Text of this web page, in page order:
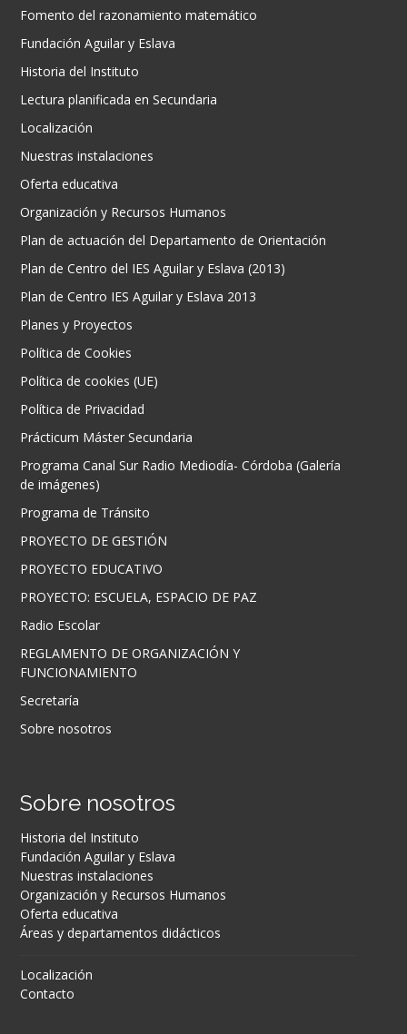
Fomento del razonamiento matemático
Fundación Aguilar y Eslava
Historia del Instituto
Lectura planificada en Secundaria
Localización
Nuestras instalaciones
Oferta educativa
Organización y Recursos Humanos
Plan de actuación del Departamento de Orientación
Plan de Centro del IES Aguilar y Eslava (2013)
Plan de Centro IES Aguilar y Eslava 2013
Planes y Proyectos
Política de Cookies
Política de cookies (UE)
Política de Privacidad
Prácticum Máster Secundaria
Programa Canal Sur Radio Mediodía- Córdoba (Galería
de imágenes)
Programa de Tránsito
PROYECTO DE GESTIÓN
PROYECTO EDUCATIVO
PROYECTO: ESCUELA, ESPACIO DE PAZ
Radio Escolar
REGLAMENTO DE ORGANIZACIÓN Y
FUNCIONAMIENTO
Secretaría
Sobre nosotros
Sobre nosotros
Historia del Instituto
Fundación Aguilar y Eslava
Nuestras instalaciones
Organización y Recursos Humanos
Oferta educativa
Áreas y departamentos didácticos
Localización
Contacto